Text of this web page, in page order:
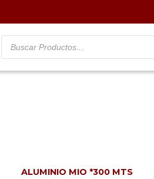
Buscador
de
ALUMINIO MIO *300 MTS